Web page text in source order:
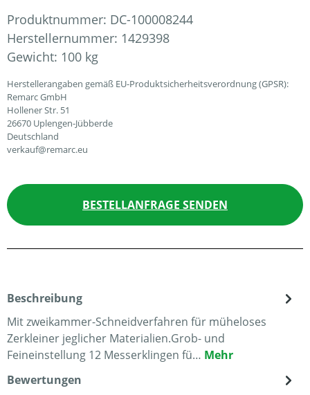
Produktnummer: DC-100008244
Herstellernummer: 1429398
Gewicht: 100 kg
Herstellerangaben gemäß EU-Produktsicherheitsverordnung (GPSR):
Remarc GmbH
Hollener Str. 51
26670 Uplengen-Jübberde
Deutschland
verkauf@remarc.eu
BESTELLANFRAGE SENDEN
Beschreibung
Mit zweikammer-Schneidverfahren für müheloses
Zerkleiner jeglicher Materialien.Grob- und
Feineinstellung 12 Messerklingen fü… Mehr
Bewertungen